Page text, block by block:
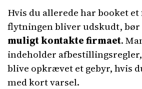
Hvis du allerede har booket
flytningen bliver udskudt, bør
muligt kontakte firmaet.
indeholder
blive opkrævet et gebyr, hvis
med kort varsel.